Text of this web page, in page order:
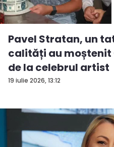
19 iulie 2026, 13:12
Pavel Stratan, un
calități au moștenit
de la celebrul artist